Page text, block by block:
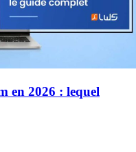
en 2026 : lequel